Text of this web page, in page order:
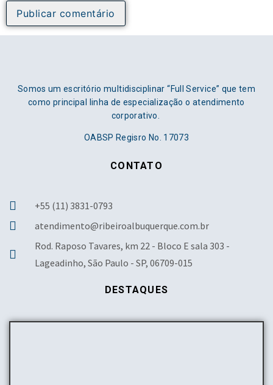
Somos um escritório multidisciplinar “Full Service” que tem
como principal linha de especialização o atendimento
corporativo.
OABSP Regisro No. 17073
CONTATO
+55 (11) 3831-0793
atendimento@ribeiroalbuquerque.com.br
Rod. Raposo Tavares, km 22 - Bloco E sala 303 -
Lageadinho, São Paulo - SP, 06709-015
DESTAQUES